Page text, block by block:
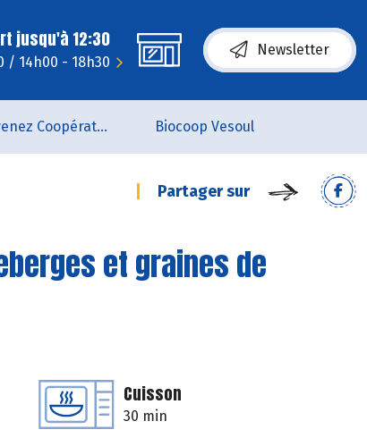
jusqu'à 12:30
/ 14h00 - 18h30
Newsletter
Devenez Coopérateur Biocoop Vesoul
Partager sur
et graines de
Cuisson
30 min